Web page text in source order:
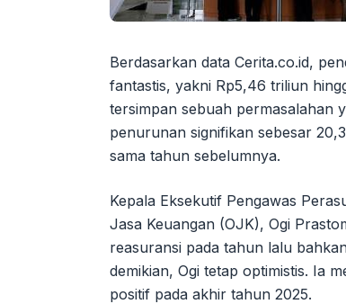
Berdasarkan data Cerita.co.id,
fantastis, yakni Rp5,46 triliun
tersimpan sebuah permasalahan
penurunan signifikan sebesar
sama tahun sebelumnya.
Kepala Eksekutif Pengawas
Jasa Keuangan (OJK), Ogi
reasuransi pada tahun lalu
demikian, Ogi tetap optimistis. Ia
positif pada akhir tahun 2025.